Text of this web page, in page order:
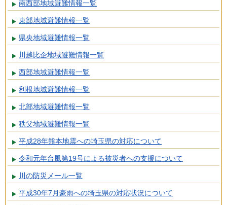
南西部地域避難情報一覧
東部地域避難情報一覧
県央地域避難情報一覧
川越比企地域避難情報一覧
西部地域避難情報一覧
利根地域避難情報一覧
北部地域避難情報一覧
秩父地域避難情報一覧
平成28年熊本地震への埼玉県の対応について
令和元年台風第19号による被災者への支援について
川の防災メール一覧
平成30年7月豪雨への埼玉県の対応状況について